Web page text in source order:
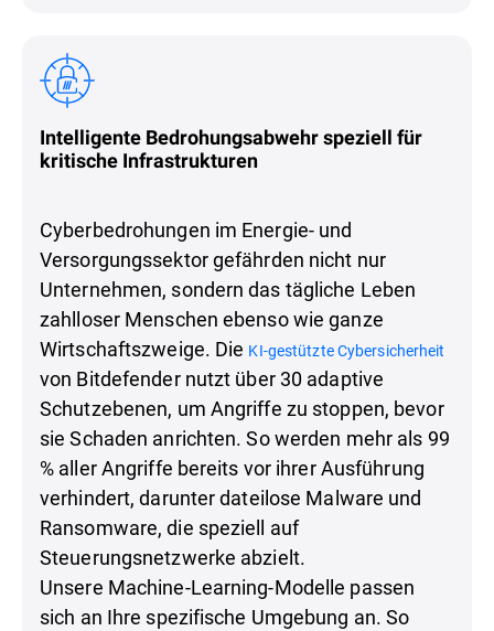
Intelligente Bedrohungsabwehr speziell für
kritische Infrastrukturen
Cyberbedrohungen im Energie- und
Versorgungssektor gefährden nicht nur
Unternehmen, sondern das tägliche Leben
zahlloser Menschen ebenso wie ganze
Wirtschaftszweige. Die KI-gestützte Cybersicherheit
von Bitdefender nutzt über 30 adaptive
Schutzebenen, um Angriffe zu stoppen, bevor
sie Schaden anrichten. So werden mehr als 99
% aller Angriffe bereits vor ihrer Ausführung
verhindert, darunter dateilose Malware und
Ransomware, die speziell auf
Steuerungsnetzwerke abzielt.
Unsere Machine-Learning-Modelle passen
sich an Ihre spezifische Umgebung an. So